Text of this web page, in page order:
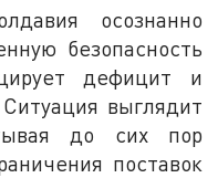
осознанно
безопасность
дефицит и
выглядит
до сих пор
поставок